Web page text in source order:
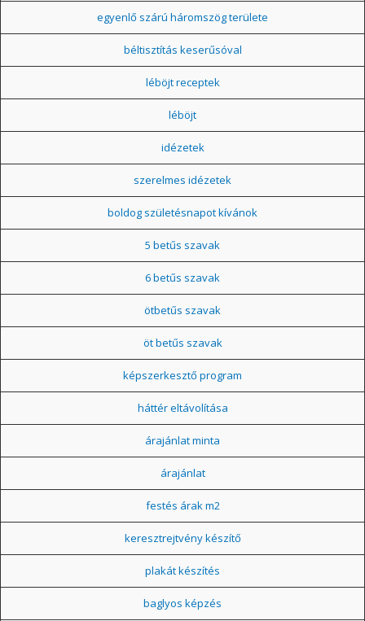
egyenlő szárú háromszög területe
béltisztítás keserűsóval
léböjt receptek
léböjt
idézetek
szerelmes idézetek
boldog születésnapot kívánok
5 betűs szavak
6 betűs szavak
ötbetűs szavak
öt betűs szavak
képszerkesztő program
háttér eltávolítása
árajánlat minta
árajánlat
festés árak m2
keresztrejtvény készítő
plakát készítés
baglyos képzés